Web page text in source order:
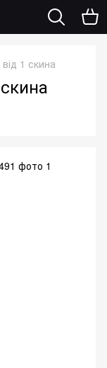
1 скина